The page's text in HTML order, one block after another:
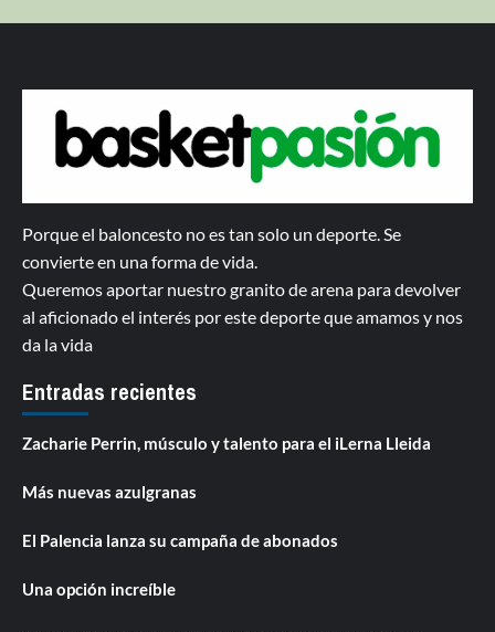
Porque el baloncesto no es tan solo un deporte. Se
convierte en una forma de vida.
Queremos aportar nuestro granito de arena para devolver
al aficionado el interés por este deporte que amamos y nos
da la vida
Entradas recientes
Zacharie Perrin, músculo y talento para el iLerna Lleida
Más nuevas azulgranas
El Palencia lanza su campaña de abonados
Una opción increíble